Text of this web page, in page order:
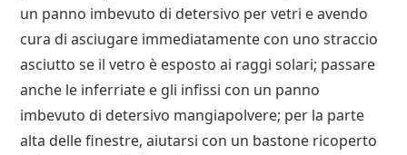
un panno imbevuto di detersivo per vetri e avendo
cura di asciugare immediatamente con uno straccio
asciutto se il vetro è esposto ai raggi solari; passare
anche le inferriate e gli infissi con un panno
imbevuto di detersivo mangiapolvere; per la parte
alta delle finestre, aiutarsi con un bastone ricoperto